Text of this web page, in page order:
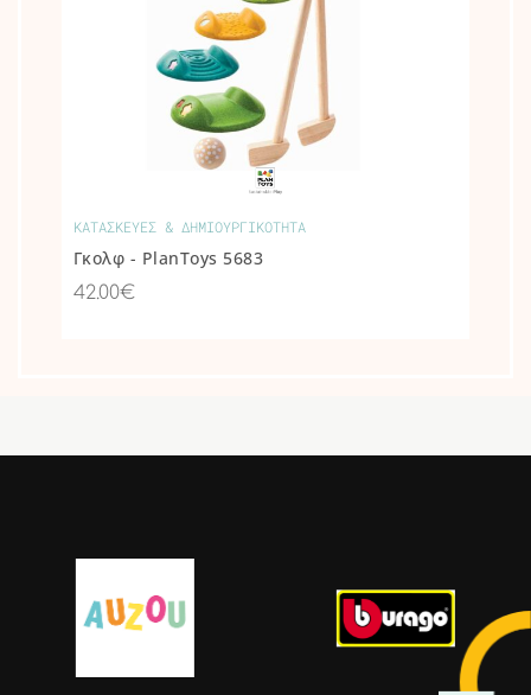
ΚΑΤΑΣΚΕΥΕΣ & ΔΗΜΙΟΥΡΓΙΚΟΤΗΤΑ
Γκολφ - PlanToys 5683
42.00€